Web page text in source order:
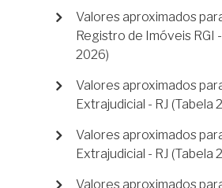
Valores aproximados
Registro de Imóveis RGI
2026)
Valores aproximados
Extrajudicial - RJ (Tabela
Valores aproximados
Extrajudicial - RJ (Tabela
Valores aproximados